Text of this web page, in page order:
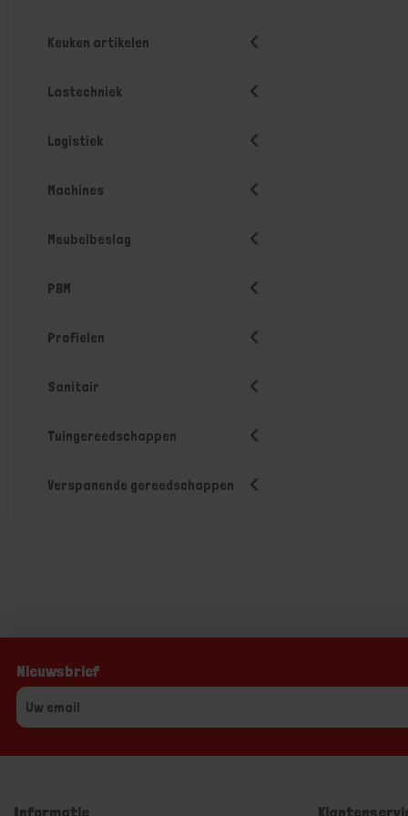
Keuken artikelen
Lastechniek
Logistiek
Machines
Meubelbeslag
PBM
Profielen
Sanitair
Tuingereedschappen
Verspanende gereedschappen
Nieuwsbrief
Informatie